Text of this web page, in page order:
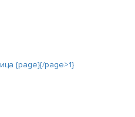
{page}{/page>1}